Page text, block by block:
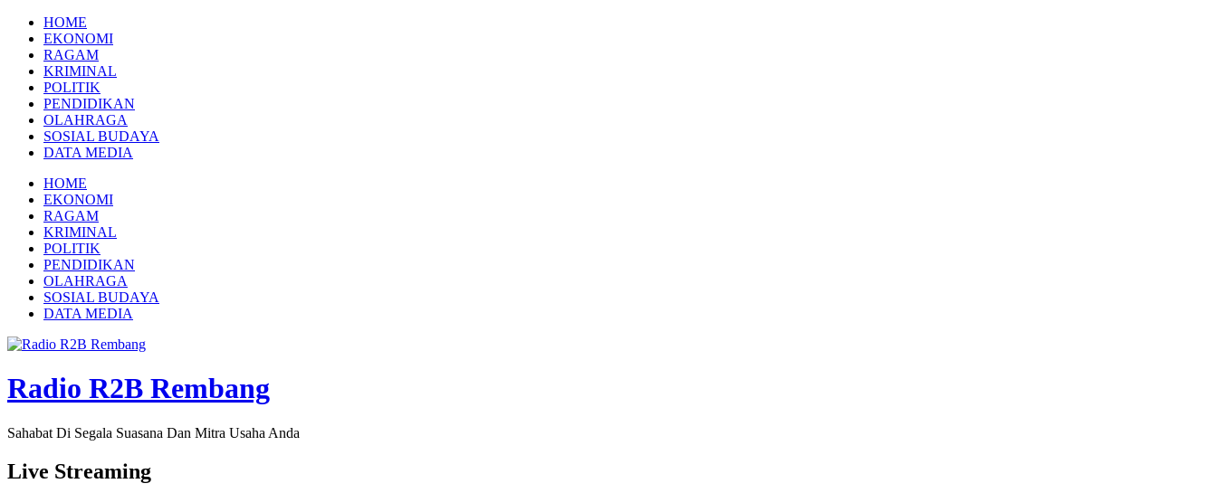
Skip
content
HOME
EKONOMI
RAGAM
KRIMINAL
POLITIK
PENDIDIKAN
OLAHRAGA
SOSIAL BUDAYA
DATA MEDIA
HOME
EKONOMI
RAGAM
KRIMINAL
POLITIK
PENDIDIKAN
OLAHRAGA
SOSIAL BUDAYA
DATA MEDIA
Radio R2B Rembang
Sahabat Di Segala Suasana Dan Mitra Usaha Anda
Live Streaming